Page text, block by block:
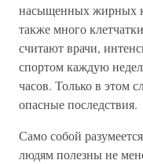
насыщенных жирных
также много
считают врачи,
спортом каждую
часов. Только в этом
опасные последствия.
Само собой
людям полезны не